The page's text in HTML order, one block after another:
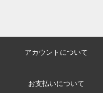
アカウントについて
お支払いについて